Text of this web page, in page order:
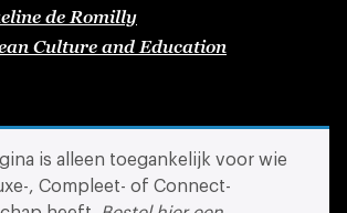
de Romilly
Culture and Education
is alleen toegankelijk voor wie
, Compleet- of Connect-